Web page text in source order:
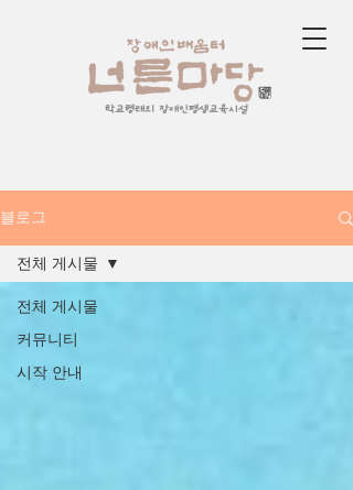
학교형태의 장애인평생교육시설
블로그
전체 게시물
커뮤니티
시작 안내
전체 게시물